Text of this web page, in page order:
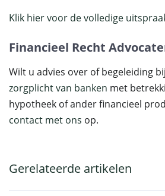
Klik hier voor de volledige
Financieel Recht
Wilt u advies over of begeleiding
zorgplicht van banken met
hypotheek of ander financieel
contact met ons op.
Gerelateerde artikelen